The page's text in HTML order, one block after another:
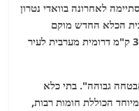
הסתיימה לאחרונה בוואדי נטרון
הכלא החדש מוקם
במדבר, כ־10 ק"מ ממזרח לחלואן וכ־35 ק"מ דרומית מערבית לעיר
גבוהה". בתי כלא
הכוללת חומות רבות,